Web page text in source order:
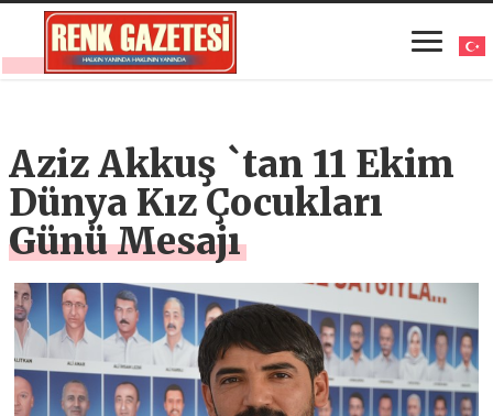
Aziz Akkuş `tan 11 Ekim
Dünya Kız Çocukları
Günü Mesajı